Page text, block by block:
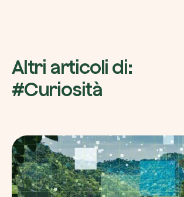
Altri articoli di:
#Curiosità